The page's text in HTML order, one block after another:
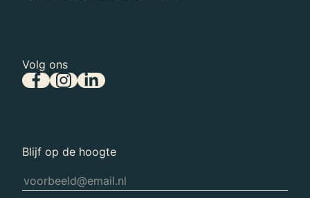
Volg ons
Blijf op de hoogte